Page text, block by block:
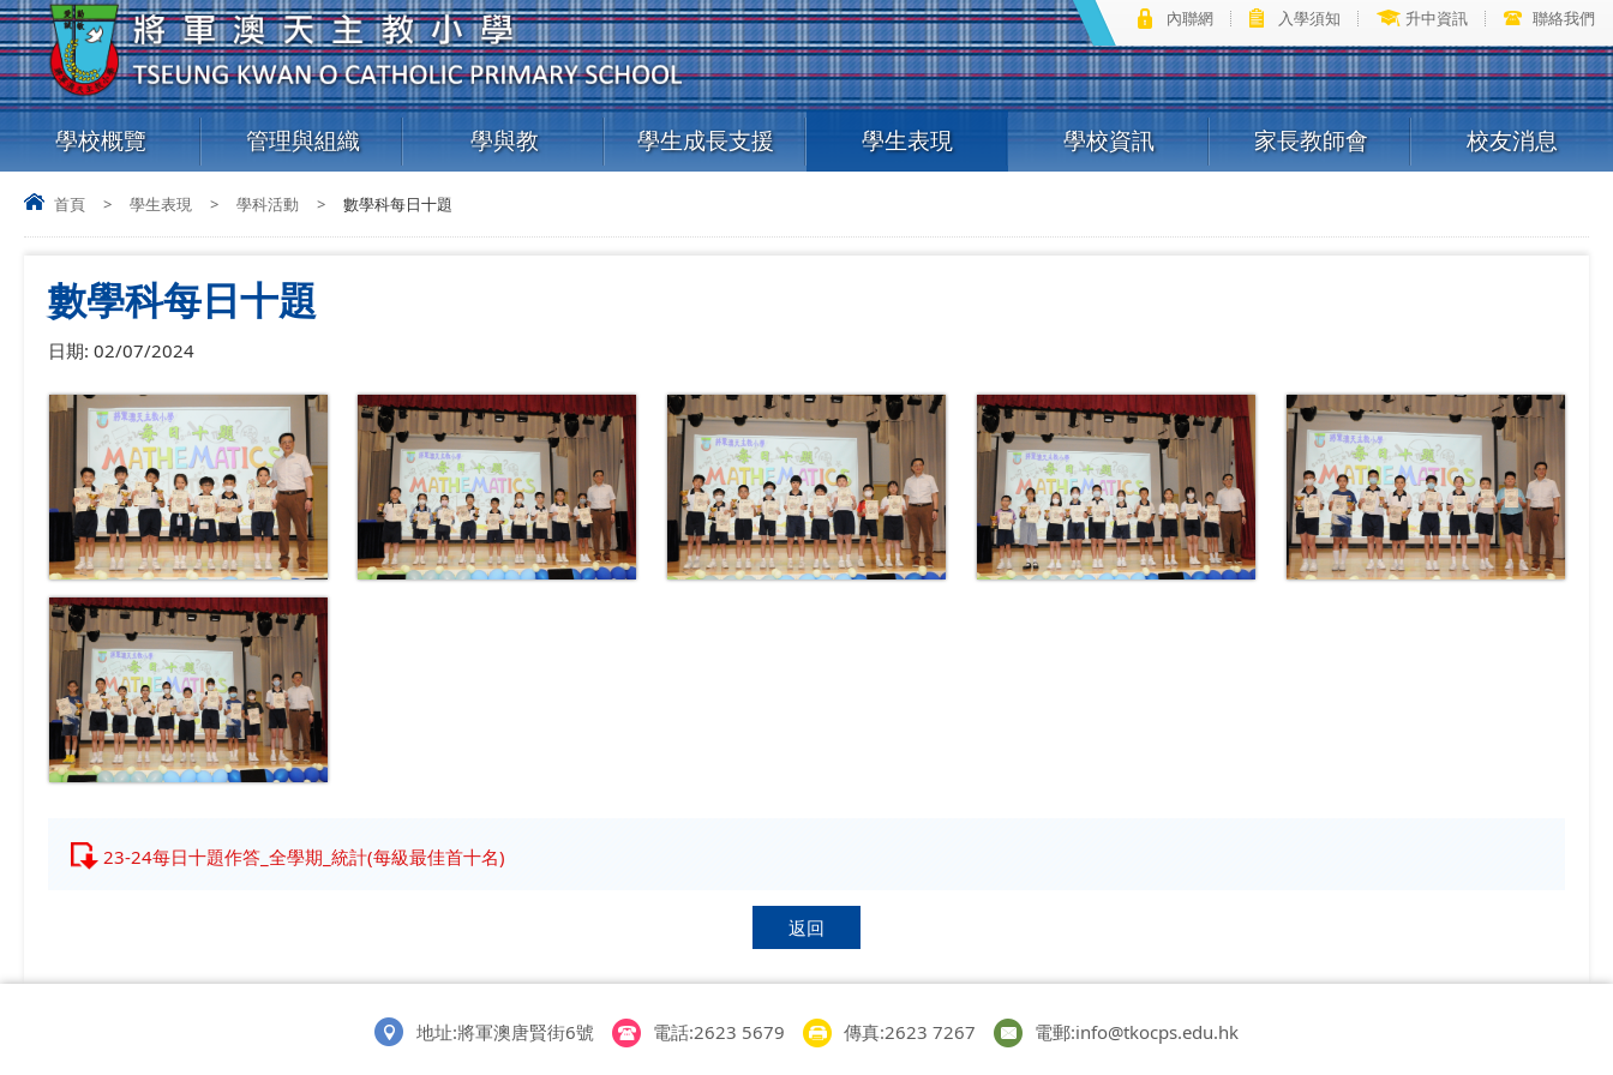
內聯網 入學須知 升中資訊 聯絡我們
學校概覽 管理與組織 學與教 學生成長支援 學生表現 學校資訊 家長教師會 校友消息
首頁 > 學生表現 > 學科活動 > 數學科每日十題
數學科每日十題
日期: 02/07/2024
23-24每日十題作答_全學期_統計(每級最佳首十名)
返回
地址:將軍澳唐賢街6號 電話:2623 5679 傳真:2623 7267 電郵:info@tkocps.edu.hk